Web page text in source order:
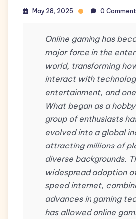
May 28, 2025 0
Online gaming has
major force in the
world, transforming
interact with
entertainment, and
What began as a
group of enthusiasts
evolved into a global
attracting millions of
diverse backgrounds.
widespread adoption
speed internet,
advances in gaming
has allowed online